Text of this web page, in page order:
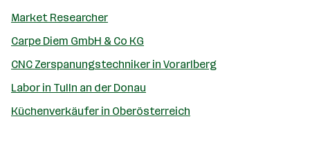
Market Researcher
Carpe Diem GmbH & Co KG
CNC Zerspanungstechniker in Vorarlberg
Labor in Tulln an der Donau
Küchenverkäufer in Oberösterreich